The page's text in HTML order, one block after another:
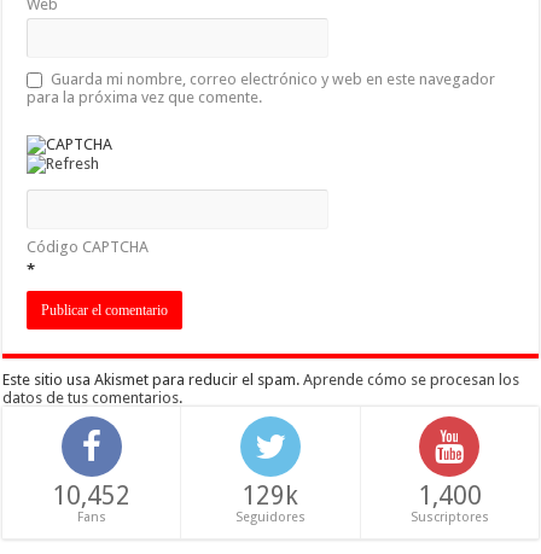
Web
Guarda mi nombre, correo electrónico y web en este navegador
para la próxima vez que comente.
Código CAPTCHA
*
Este sitio usa Akismet para reducir el spam.Aprende cómo se procesan los
datos de tus comentarios.
10,452
Fans
129k
Seguidores
1,400
Suscriptores